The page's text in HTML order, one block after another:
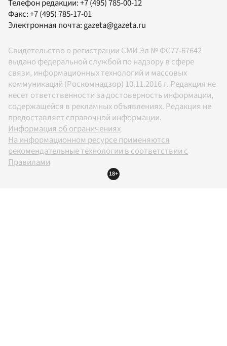
Телефон редакции:+7 (495) 785-00-12
Факс:+7 (495) 785-17-01
Электронная почта: gazeta@gazeta.ru
Свидетельство о регистрации СМИ Эл № ФС77-67642
выдано федеральной службой по надзору в сфере
связи, информационных технологий и массовых
коммуникаций (Роскомнадзор) 10.11.2016 г. Редакция не
несет ответственности за достоверность информации,
содержащейся в рекламных объявлениях. Редакция не
предоставляет справочной информации.
Информация об ограничениях
На информационном ресурсе применяются
рекомендательные технологии в соответствии с
Правилами
18+